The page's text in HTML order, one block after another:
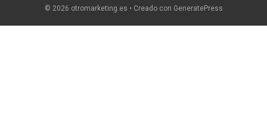
© 2026 otromarketing.es • Creado con GeneratePress